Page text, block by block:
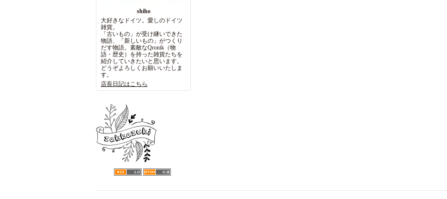
shiho
大好きなドイツ。愛しのドイツ
雑貨。
「古いもの」が受け継いできた
物語、「新しいもの」がつくり
だす物語。素敵なQronik（物
語・歴史）を持った雑貨たちを
紹介していきたいと思います。
どうぞよろしくお願いいたしま
す。
店長日記はこちら